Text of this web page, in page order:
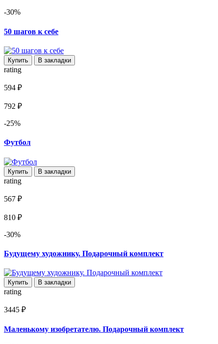
-30%
50 шагов к себе
Купить В закладки
rating
594 ₽
792 ₽
-25%
Футбол
Купить В закладки
rating
567 ₽
810 ₽
-30%
Будущему художнику. Подарочный комплект
Купить В закладки
rating
3445 ₽
Маленькому изобретателю. Подарочный комплект